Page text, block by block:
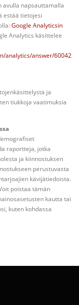
avulla napsauttamalla
estää tietojesi
Google Analyticsin
Analytics käsittelee
analytics/answer/60042
ja
tiukkoja vaatimuksia
raportteja, jotka
ja kiinnostuksen
perustuvasta
kävijätiedoista.
poistaa tämän
kautta tai
kuten kohdassa